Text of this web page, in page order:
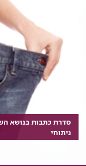
סדרת כתבות בנושא
ניתוחי